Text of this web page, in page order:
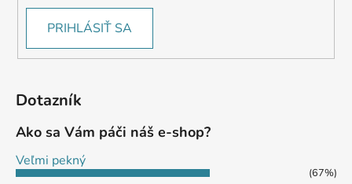
PRIHLÁSIŤ SA
Dotazník
Ako sa Vám páči náš e-shop?
Veľmi pekný
(67%)